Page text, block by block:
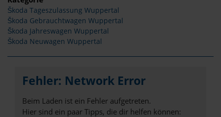
Škoda Tageszulassung Wuppertal
Škoda Gebrauchtwagen Wuppertal
Škoda Jahreswagen Wuppertal
Škoda Neuwagen Wuppertal
Fehler: Network Error
Beim Laden ist ein Fehler aufgetreten.
Hier sind ein paar Tipps, die dir helfen können: